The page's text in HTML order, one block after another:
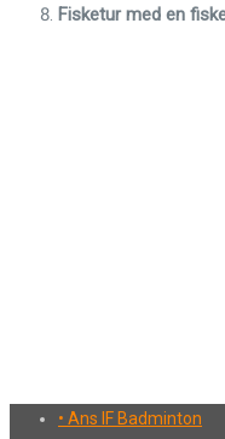
Fisketur med en
• Ans IF Badminton